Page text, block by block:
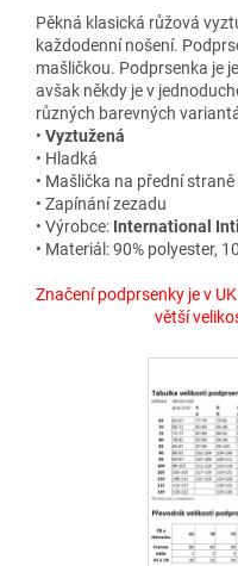
Pěkná klasická růžová
každodenní nošení.
mašličkou. Podprsenka je
avšak někdy je v
různých barevných
• Vyztužená
• Hladká
• Mašlička na přední
• Zapínání zezadu
• Výrobce: International
• Materiál: 90% polyester,
Značení podprsenky je v
větší